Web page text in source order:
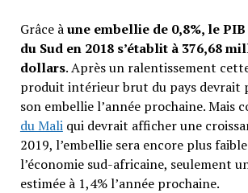
Grâce àune embellie de 0,8%, le
du Sud en 2018 s’établit à 376,68
dollars. Après un ralentissement
produit intérieur brut du pays devrait
son embellie l’année prochaine. Mais
du Maliqui devrait afficher une
2019, l’embellie sera encore plus
l’économie sud-africaine, seulement
estimée à 1,4% l’année prochaine.